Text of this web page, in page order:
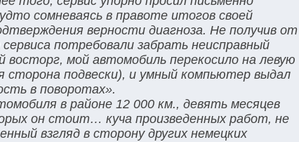
сомневаясь в правоте итогов своей
верности диагноза. Не получив от
потребовали забрать неисправный
мой автомобиль перекосило на левую
сторона подвески), и умный компьютер выдал
в поворотах».
в районе 12 000 км., девять месяцев
он стоит… куча произведенных работ, не
взгляд в сторону других немецких